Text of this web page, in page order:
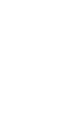
バイマ活動の